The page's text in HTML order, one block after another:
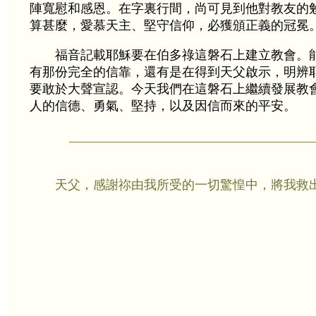
陣寬慰和感恩。在字裏行間，尚可見到他對教友的
算甚麼，愛慕天主、堅守信仰，必獲頒正義的冠冕
福音記載耶穌要在伯多祿這磐石上建立教會。
有那份完全的信靠，還有是在得到天父啟示，明辨
要敢於大聲宣認。今天我們在這磐石上繼續發展教
人的信德、勇氣、堅持，以及因信而來的平安。
天父，感謝祢由我所受的一切驚惶中，將我救